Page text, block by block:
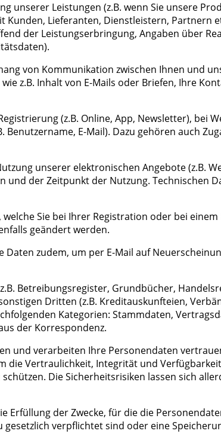
unserer Leistungen (z.B. wenn Sie unsere
Lieferanten, Dienstleistern, Partnern
der Leistungserbringung, Angaben über
von Kommunikation zwischen Ihnen und
z.B. Inhalt von E-Mails oder Briefen, Ihre
(z.B. Online, App, Newsletter), bei
E-Mail). Dazu gehören auch
unserer elektronischen Angebote (z.B.
und der Zeitpunkt der Nutzung. Technischen
Sie bei Ihrer Registration oder bei
geändert werden.
Daten zudem, um per E-Mail auf
Betreibungsregister, Grundbücher,
Dritten (z.B. Kreditauskunfteien,
Kategorien: Stammdaten,
der Korrespondenz.
und verarbeiten Ihre Personendaten
die Vertraulichkeit, Integrität und
Die Sicherheitsrisiken lassen sich
Erfüllung der Zwecke, für die die
verpflichtet sind oder eine